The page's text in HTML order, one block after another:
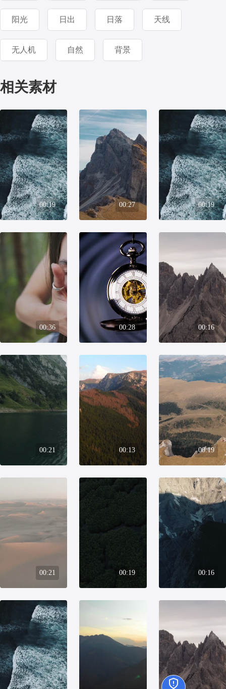
阳光 日出 日落 天线
无人机 自然 背景
相关素材
00:19 00:27 00:19
00:36 00:28 00:16
00:21 00:13 00:19
00:21 00:19 00:16